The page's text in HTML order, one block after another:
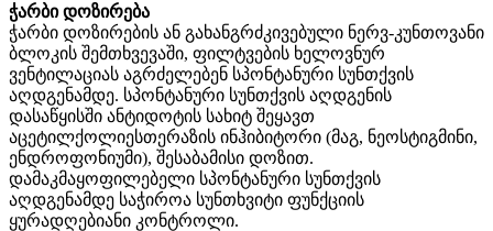
ჭარბი დოზირება
ჭარბი დოზირების ან გახანგრძკივებული ნერვ-კუნთოვანი
ბლოკის შემთხვევაში, ფილტვების ხელოვნურ
ვენტილაციას აგრძელებენ სპონტანური სუნთქვის
აღდგენამდე. სპონტანური სუნთქვის აღდგენის
დასაწყისში ანტიდოტის სახიტ შეყავთ
აცეტილქოლიესთერაზის ინჰიბიტორი (მაგ, ნეოსტიგმინი,
ენდროფონიუმი), შესაბამისი დოზით.
დამაკმაყოფილებელი სპონტანური სუნთქვის
აღდგენამდე საჭიროა სუნთხვიტი ფუნქციის
ყურადღებიანი კონტროლი.